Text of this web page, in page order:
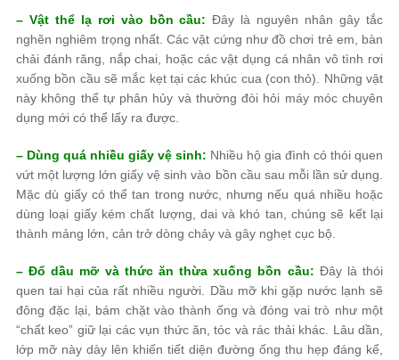
– Vật thể lạ rơi vào bồn cầu: Đây là nguyên nhân gây tắc
nghẽn nghiêm trọng nhất. Các vật cứng như đồ chơi trẻ em, bàn
chải đánh răng, nắp chai, hoặc các vật dụng cá nhân vô tình rơi
xuống bồn cầu sẽ mắc kẹt tại các khúc cua (con thỏ). Những vật
này không thể tự phân hủy và thường đòi hỏi máy móc chuyên
dụng mới có thể lấy ra được.
– Dùng quá nhiều giấy vệ sinh: Nhiều hộ gia đình có thói quen
vứt một lượng lớn giấy vệ sinh vào bồn cầu sau mỗi lần sử dụng.
Mặc dù giấy có thể tan trong nước, nhưng nếu quá nhiều hoặc
dùng loại giấy kém chất lượng, dai và khó tan, chúng sẽ kết lại
thành mảng lớn, cản trở dòng chảy và gây nghẹt cục bộ.
– Đổ dầu mỡ và thức ăn thừa xuống bồn cầu: Đây là thói
quen tai hại của rất nhiều người. Dầu mỡ khi gặp nước lạnh sẽ
đông đặc lại, bám chặt vào thành ống và đóng vai trò như một
“chất keo” giữ lại các vụn thức ăn, tóc và rác thải khác. Lâu dần,
lớp mỡ này dày lên khiến tiết diện đường ống thu hẹp đáng kể,